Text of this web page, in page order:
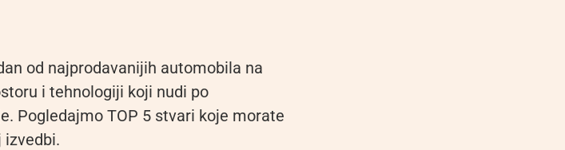
od najprodavanijih automobila na
i tehnologiji koji nudi po
Pogledajmo TOP 5 stvari koje morate
izvedbi.